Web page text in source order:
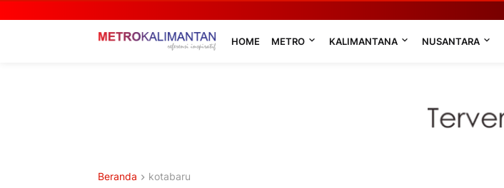
HOME METRO KALIMANTANA NUSANTARA
Beranda kotabaru